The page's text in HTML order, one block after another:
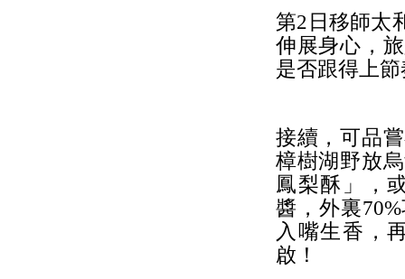
第2日移師太
伸展身心，
是否跟得上
接續，可品
樟樹湖野放
鳳梨酥」，
醬，外裏
入嘴生香，
啟！